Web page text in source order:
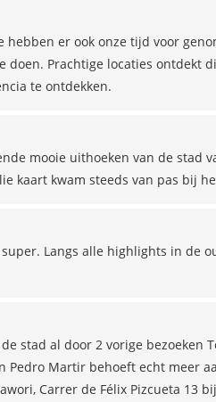
er ook onze tijd voor
doen. Prachtige locaties ontdekt
te ontdekken.
mooie uithoeken van de stad
kaart kwam steeds van pas bij
Langs alle highlights in de
stad al door 2 vorige
Pedro Martir behoeft echt meer
Carrer de Félix Pizcueta 13